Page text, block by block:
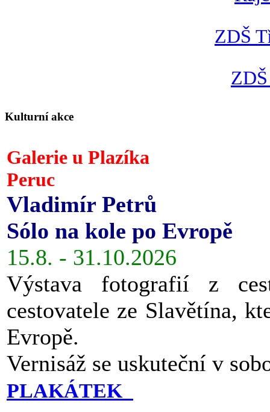
ZDŠ
Kulturní akce
Galerie u Plazíka
Peruc
Vladimír Petrů
Sólo na kole po Evropě
15.8. - 31.10.2026
Výstava fotografií z
cestovatele ze Slavětína,
Evropě.
Vernisáž se uskuteční v
PLAKÁTEK